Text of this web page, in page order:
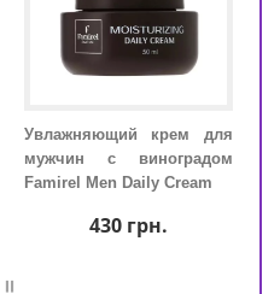
Увлажняющий крем для
мужчин с виноградом
Famirel Men Daily Cream
430грн.
=